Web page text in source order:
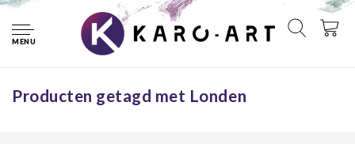
MENU
Londen
Geen producten gevonden!...
Producten getagd met Londen